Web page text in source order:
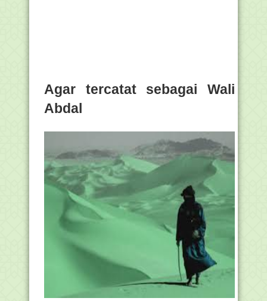
Agar tercatat sebagai Wali
Abdal